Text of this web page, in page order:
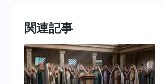
関連記事